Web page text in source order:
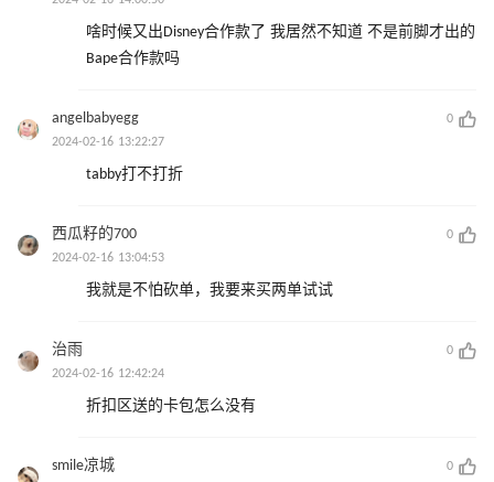
啥时候又出Disney合作款了 我居然不知道 不是前脚才出的
Bape合作款吗
angelbabyegg
0
2024-02-16 13:22:27
tabby打不打折
西瓜籽的700
0
2024-02-16 13:04:53
我就是不怕砍单，我要来买两单试试
治雨
0
2024-02-16 12:42:24
折扣区送的卡包怎么没有
smile凉城
0